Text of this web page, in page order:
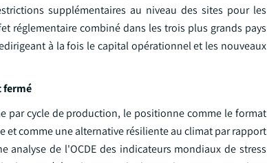
supplémentaires au niveau des sites pour les
réglementaire combiné dans les trois plus grands pays
à la fois le capital opérationnel et les nouveaux
fermé
par cycle de production, le positionne comme le format
comme une alternative résiliente au climat par rapport
de l'OCDE des indicateurs mondiaux de stress